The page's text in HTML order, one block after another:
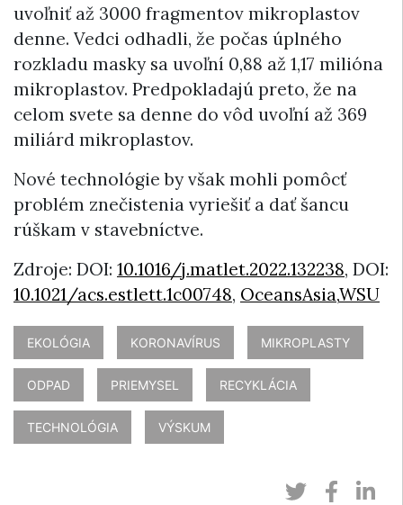
uvoľniť až 3000 fragmentov mikroplastov
denne. Vedci odhadli, že počas úplného
rozkladu masky sa uvoľní 0,88 až 1,17 milióna
mikroplastov. Predpokladajú preto, že na
celom svete sa denne do vôd uvoľní až 369
miliárd mikroplastov.
Nové technológie by však mohli pomôcť
problém znečistenia vyriešiť a dať šancu
rúškam v stavebníctve.
Zdroje: DOI: 10.1016/j.matlet.2022.132238, DOI:
10.1021/acs.estlett.1c00748, OceansAsia,WSU
EKOLÓGIA KORONAVÍRUS MIKROPLASTY
ODPAD PRIEMYSEL RECYKLÁCIA
TECHNOLÓGIA VÝSKUM